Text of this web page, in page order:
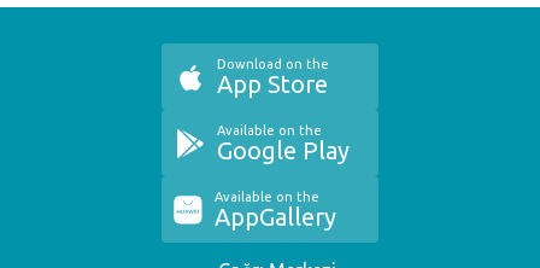
Download on the
App Store
Available on the
Google Play
Available on the
AppGallery